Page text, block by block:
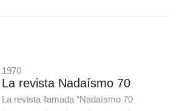
1970
La revista Nadaísmo 70
La revista llamada “Nadaísmo 70